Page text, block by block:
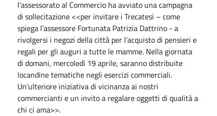
l’assessorato al Commercio ha avviato una campagna
di sollecitazione <<per invitare i Trecatesi – come
spiega l’assessore Fortunata Patrizia Dattrino - a
rivolgersi i negozi della città per l’acquisto di pensieri e
regali per gli auguri a tutte le mamme. Nella giornata
di domani, mercoledì 19 aprile, saranno distribuite
locandine tematiche negli esercizi commerciali.
Un’ulteriore iniziativa di vicinanza ai nostri
commercianti e un invito a regalare oggetti di qualità a
chi ci ama>>.